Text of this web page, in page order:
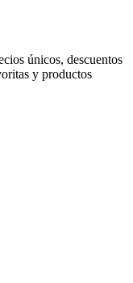
únicos, descuentos
y productos